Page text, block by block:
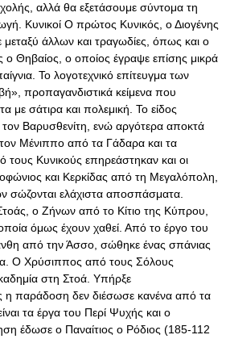
αλλά θα εξετάσουμε σύντομα τη
Κυνικοί Ο πρώτος Κυνικός, ο Διογένης
άλλων και τραγωδίες, όπως και ο
ο Θηβαίος, ο οποίος έγραψε επίσης μικρά
Το λογοτεχνικό επίτευγμα των
προπαγανδιστικά κείμενα που
με σάτιρα και πολεμική. Το είδος
τον Βαρυσθενίτη, ενώ αργότερα αποκτά
Μένιππο από τα Γάδαρα και τα
τους Κυνικούς επηρεάστηκαν και οι
και Κερκίδας από τη Μεγαλόπολη,
σώζονται ελάχιστα αποσπάσματα.
ο Ζήνων από το Κίτιο της Κύπρου,
όμως έχουν χαθεί. Από το έργο του
από την Άσσο, σώθηκε ένας σπάνιας
Ο Χρύσιππος από τους Σόλους
στη Στοά. Υπήρξε
παράδοση δεν διέσωσε κανένα από τα
τα έργα του Περί Ψυχής και ο
έδωσε ο Παναίτιος ο Ρόδιος (185-112